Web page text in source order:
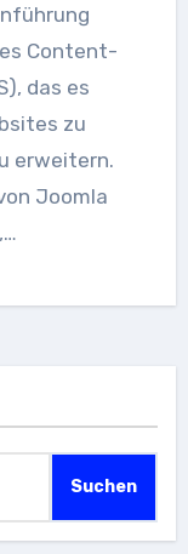
Content-
das es
zu
erweitern.
Joomla
Suchen